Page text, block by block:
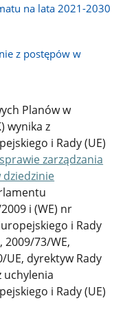
na lata 2021-2030
z postępów w
Planów w
wynika z
i Rady (UE)
zarządzania
dziedzinie
i (WE) nr
i Rady
2009/73/WE,
UE, dyrektyw Rady
uchylenia
i Rady (UE)